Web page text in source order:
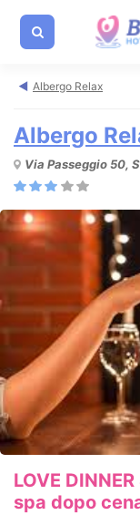
Albergo Relax
Albergo
Via Passeggio 50,
LOVE
spa dopo